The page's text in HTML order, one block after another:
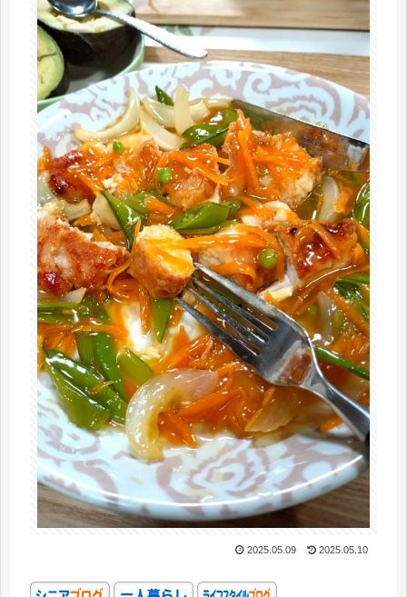
2025.05.09 2025.05.10